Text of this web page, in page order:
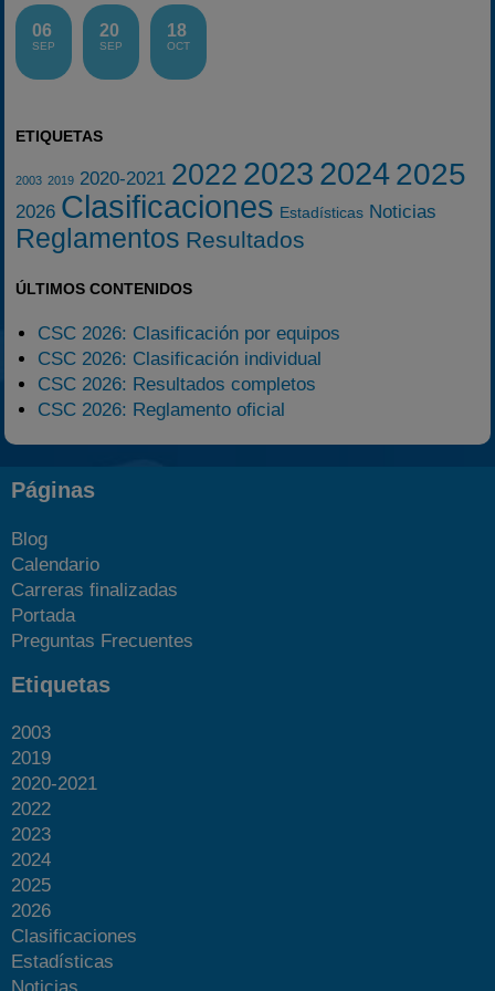
06
SEP
20
SEP
18
OCT
ETIQUETAS
2003 2019 2020-2021 2022 2023 20242025
2026 Clasificaciones Estadísticas Noticias
Reglamentos Resultados
ÚLTIMOS CONTENIDOS
CSC 2026: Clasificación por equipos
CSC 2026: Clasificación individual
CSC 2026: Resultados completos
CSC 2026: Reglamento oficial
Páginas
Blog
Calendario
Carreras finalizadas
Portada
Preguntas Frecuentes
Etiquetas
2003
2019
2020-2021
2022
2023
2024
2025
2026
Clasificaciones
Estadísticas